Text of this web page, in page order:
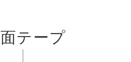
面テープ